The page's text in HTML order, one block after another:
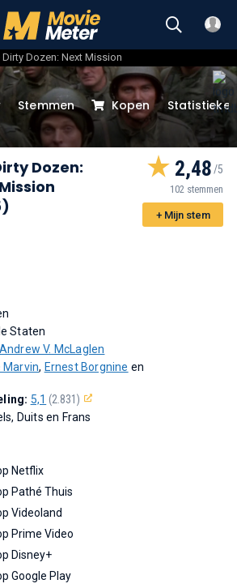
Dirty Dozen: Next Mission
Stemmen Kopen
Dozen:
2,48
102 stemmen
+ Mijn stem
Staten
Andrew V. McLaglen
Marvin, Ernest Borgnine en
5,1 (2.831)
Duits en Frans
Netflix
Pathé Thuis
Videoland
Prime Video
Disney+
Google Play